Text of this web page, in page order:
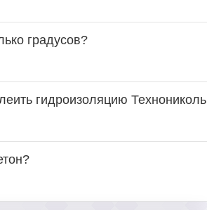
градусов?
гидроизоляцию